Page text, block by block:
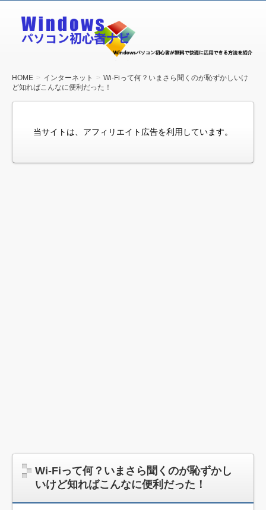
Windows
パソコン
HOME インターネット
Wi-Fiって何？いまさら聞くのが恥ずかしいけ
ど知ればこんなに便利だった！
当サイトは、アフィリエイト広告を利用しています。
Wi-Fiって何？いまさら聞くのが恥ずかし
いけど知ればこんなに便利だった！